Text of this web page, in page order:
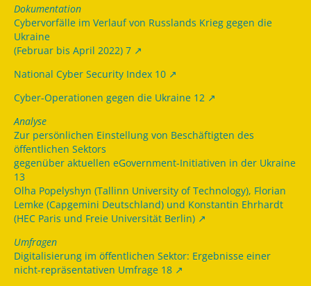
Dokumentation
Cybervorfälle im Verlauf von Russlands Krieg gegen die
Ukraine
(Februar bis April 2022) 7
National Cyber Security Index 10
Cyber-Operationen gegen die Ukraine 12
Analyse
Zur persönlichen Einstellung von Beschäftigten des
öffentlichen Sektors
gegenüber aktuellen eGovernment-Initiativen in der Ukraine
13
Olha Popelyshyn (Tallinn University of Technology), Florian
Lemke (Capgemini Deutschland) und Konstantin Ehrhardt
(HEC Paris und Freie Universität Berlin)
Umfragen
Digitalisierung im öffentlichen Sektor: Ergebnisse einer
nicht-repräsentativen Umfrage 18